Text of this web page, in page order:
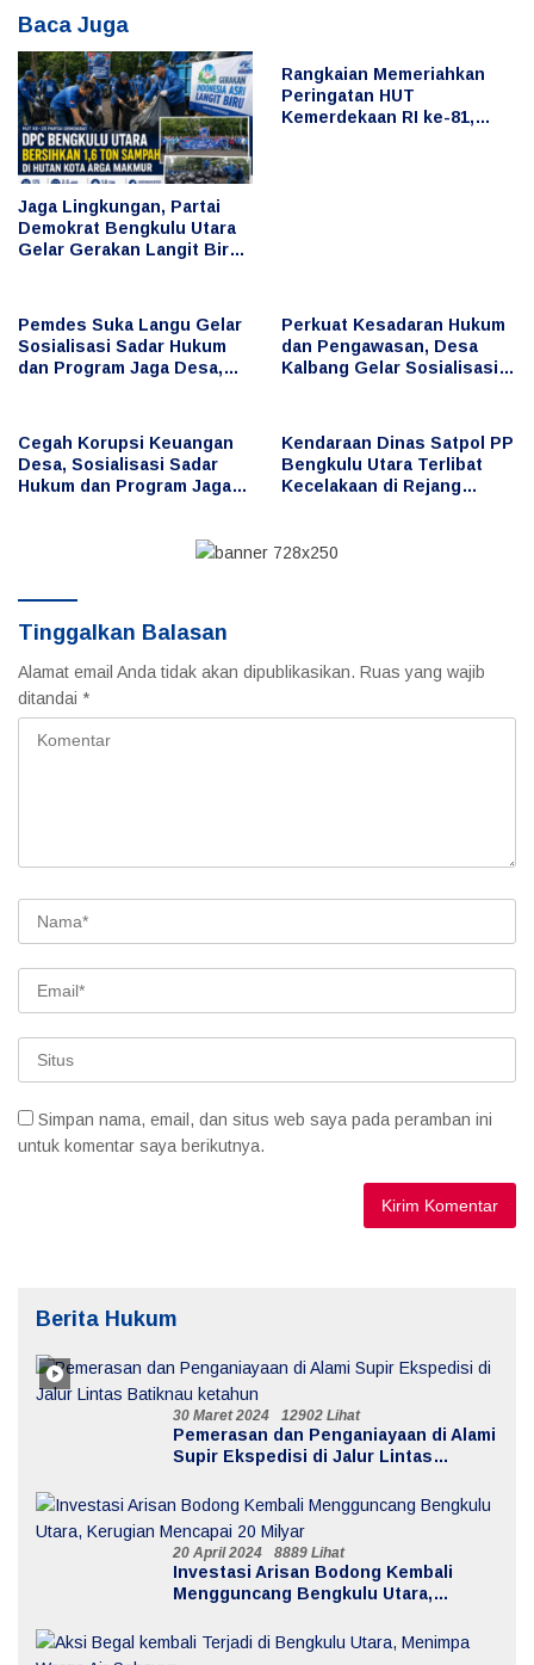
Baca Juga
Jaga Lingkungan, Partai
Demokrat Bengkulu Utara
Gelar Gerakan Langit Biru
Rangkaian Memeriahkan
Peringatan HUT
Kemerdekaan RI ke-81,
Pemdes Suka Langu Gelar
Sosialisasi Sadar Hukum
dan Program Jaga Desa,
Perkuat Kesadaran Hukum
dan Pengawasan, Desa
Kalbang Gelar Sosialisasi
Cegah Korupsi Keuangan
Desa, Sosialisasi Sadar
Hukum dan Program Jaga
Kendaraan Dinas Satpol PP
Bengkulu Utara Terlibat
Kecelakaan di Rejang
dan Pengemudi
Tinggalkan Balasan
Alamat email Anda tidak akan dipublikasikan. Ruas yang wajib
ditandai *
Simpan nama, email, dan situs web saya pada peramban ini
untuk komentar saya berikutnya.
Berita Hukum
30 Maret 2024 12902 Lihat
Pemerasan dan Penganiayaan di Alami
Supir Ekspedisi di Jalur Lintas
20 April 2024 8889 Lihat
Investasi Arisan Bodong Kembali
Mengguncang Bengkulu Utara,